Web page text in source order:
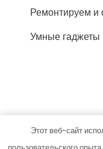
Ремонтируем и
Умные гаджеты
Этот веб-сайт